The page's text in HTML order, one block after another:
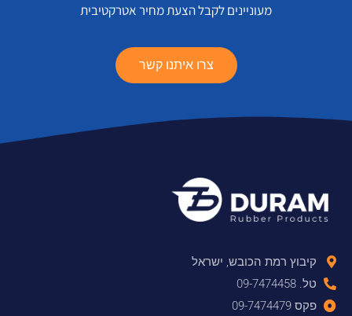
מעוניינים לקבל הצעת מחיר אטרקטיבית
צרו איתנו קשר
קיבוץ רמת הכובש, ישראל
טל. 09-7474458
פקס 09-7474479